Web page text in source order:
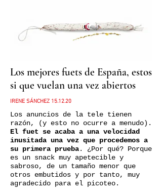
Los mejores fuets de España, estos
si que vuelan una vez abiertos
IRENE SÁNCHEZ 15.12.20
Los anuncios de la tele tienen
razón, (y esto no ocurre a menudo).
El fuet se acaba a una velocidad
inusitada una vez que procedemos a
su primera prueba. ¿Por qué? Porque
es un snack muy apetecible y
sabroso, de un tamaño menor que
otros embutidos y por tanto, muy
agradecido para el picoteo.